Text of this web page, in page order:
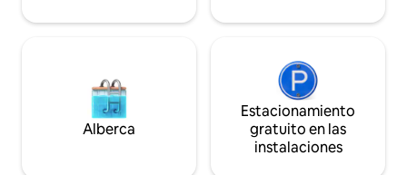
Alberca
Estacionamiento
gratuito en las
instalaciones